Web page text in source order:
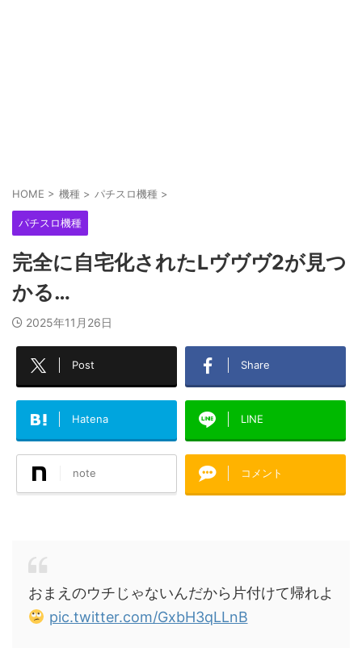
HOME > 機種 > パチスロ機種 >
パチスロ機種
完全に自宅化されたLヴヴヴ2が見つ
かる…
2025年11月26日
Post Share
Hatena LINE
note コメント
おまえのウチじゃないんだから片付けて帰れよ
pic.twitter.com/GxbH3qLLnB